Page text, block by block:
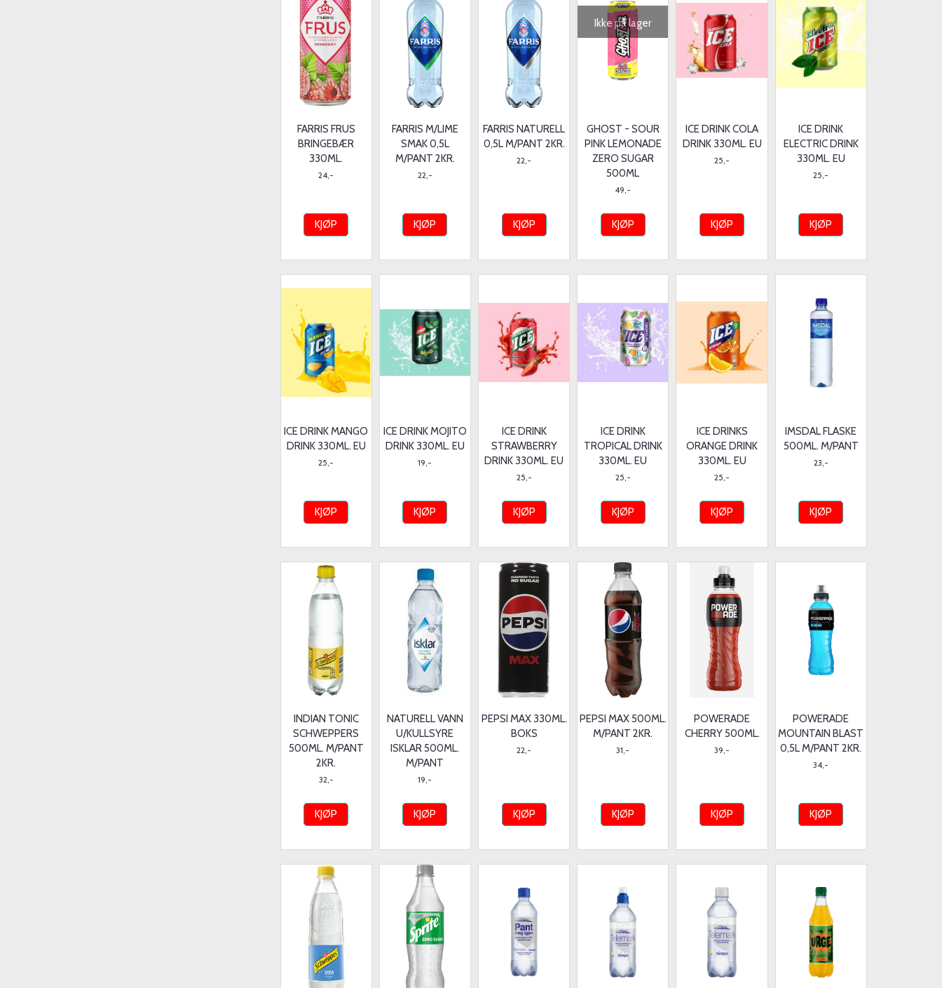
FARRIS FRUS
BRINGEBÆR
330ML.
24,-
KJØP
FARRIS M/LIME
SMAK 0,5L
M/PANT 2KR.
22,-
KJØP
FARRIS NATURELL
0,5L M/PANT 2KR.
22,-
KJØP
Ikke på lager
GHOST - SOUR
PINK LEMONADE
ZERO SUGAR
500ML
49,-
KJØP
ICE DRINK COLA
DRINK 330ML. EU
25,-
KJØP
ICE DRINK
ELECTRIC DRINK
330ML. EU
25,-
KJØP
ICE DRINK MANGO
DRINK 330ML. EU
25,-
KJØP
ICE DRINK MOJITO
DRINK 330ML. EU
19,-
KJØP
ICE DRINK
STRAWBERRY
DRINK 330ML. EU
25,-
KJØP
ICE DRINK
TROPICAL DRINK
330ML. EU
25,-
KJØP
ICE DRINKS
ORANGE DRINK
330ML. EU
25,-
KJØP
IMSDAL FLASKE
500ML. M/PANT
23,-
KJØP
INDIAN TONIC
SCHWEPPERS
500ML. M/PANT
2KR.
32,-
KJØP
NATURELL VANN
U/KULLSYRE
ISKLAR 500ML.
M/PANT
19,-
KJØP
PEPSI MAX 330ML.
BOKS
22,-
KJØP
PEPSI MAX 500ML.
M/PANT 2KR.
31,-
KJØP
POWERADE
CHERRY 500ML.
39,-
KJØP
POWERADE
MOUNTAIN BLAST
0,5L M/PANT 2KR.
34,-
KJØP